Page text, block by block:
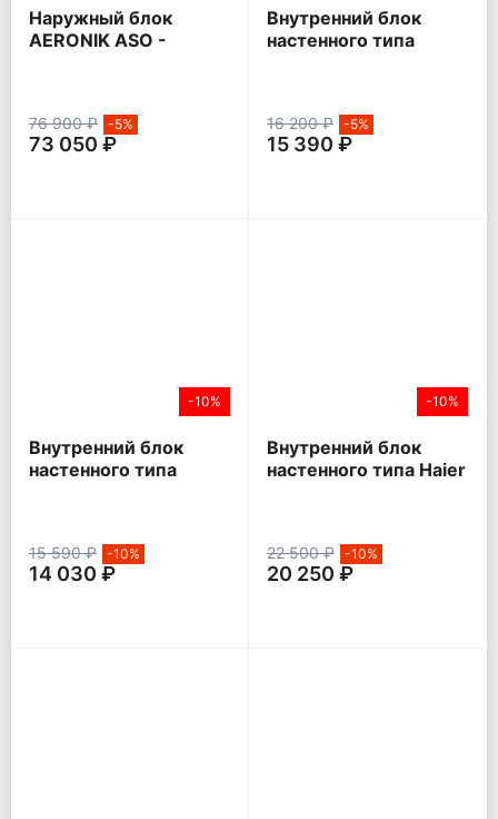
Наружный блок
AERONIK ASO -
76 900 ₽ -5%
73 050 ₽
Внутренний блок
настенного типа
16 200 ₽ -5%
15 390 ₽
-10%
Внутренний блок
настенного типа
15 590 ₽ -10%
14 030 ₽
-10%
Внутренний блок
настенного типа Haier
22 500 ₽ -10%
20 250 ₽